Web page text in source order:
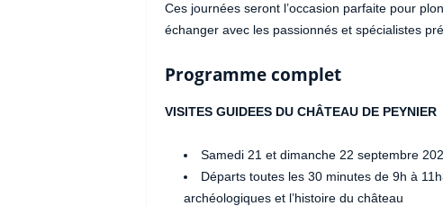
Ces journées seront l’occasion parfaite pour
échanger avec les passionnés et spécialistes
Programme complet
VISITES GUIDEES DU CHÂTEAU DE PEYNIER
Samedi 21 et dimanche 22 septembre
Départs toutes les 30 minutes de 9h à
archéologiques et l’histoire du château